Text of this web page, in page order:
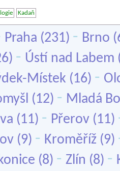
Kadaň
Praha (231) - Brno
- Ústí nad Labem
Místek (16) -
(12) - Mladá
(11) - Přerov (11)
(9) - Kroměříž (9)
(8) - Zlín (8) -